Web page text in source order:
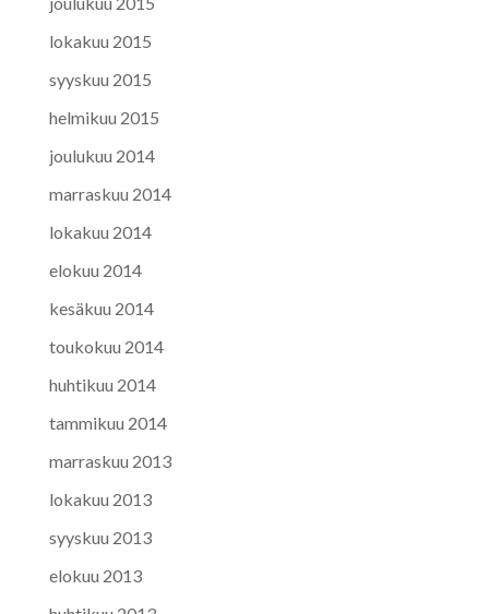
lokakuu 2015
syyskuu 2015
helmikuu 2015
joulukuu 2014
marraskuu 2014
lokakuu 2014
elokuu 2014
kesäkuu 2014
toukokuu 2014
huhtikuu 2014
tammikuu 2014
marraskuu 2013
lokakuu 2013
syyskuu 2013
elokuu 2013